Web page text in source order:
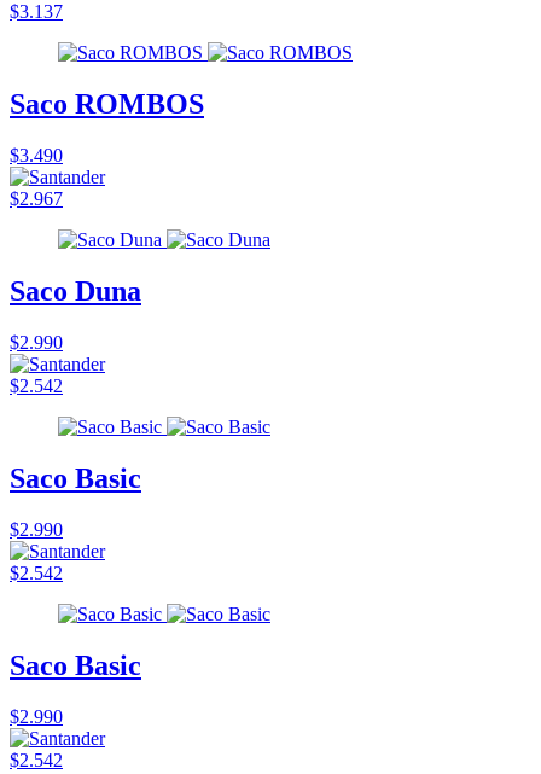
$3.137
Saco ROMBOS
$3.490
$2.967
Saco Duna
$2.990
$2.542
Saco Basic
$2.990
$2.542
Saco Basic
$2.990
$2.542